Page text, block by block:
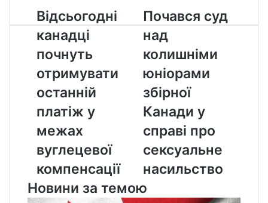
Відсьогодні
канадці
почнуть
отримувати
останній
платіж
у
межах
вуглецевої
Відсьогодні
канадці
почнуть
отримувати
останній
платіж у
межах
вуглецевої
компенсації
Почався
суд
над
колишніми
юніорами
збірної
Канади
у
справі
сексуальне
насильство
Почався суд
над
колишніми
юніорами
збірної
Канади у
справі про
сексуальне
насильство
Новини за темою